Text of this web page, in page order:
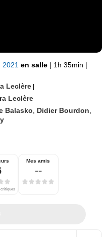
2021en salle | 1h 35min |
Leclère |
Leclère
Balasko Didier Bourdon
critiques
Mes amis
--